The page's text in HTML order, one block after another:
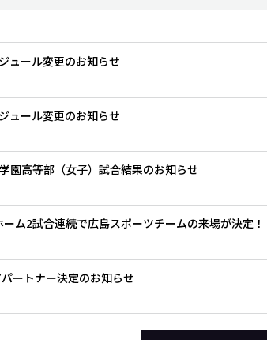
ュール変更のお知らせ
ュール変更のお知らせ
園高等部（女子）試合結果のお知らせ
ム2試合連続で広島スポーツチームの来場が決定！
ートナー決定のお知らせ